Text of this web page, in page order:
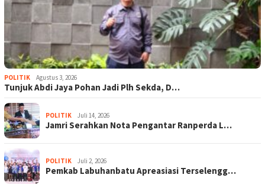
POLITIK Agustus 3, 2026
Tunjuk Abdi Jaya Pohan Jadi Plh Sekda, D…
POLITIK Juli 14, 2026
Jamri Serahkan Nota Pengantar Ranperda L…
POLITIK Juli 2, 2026
Pemkab Labuhanbatu Apreasiasi Terselengg…